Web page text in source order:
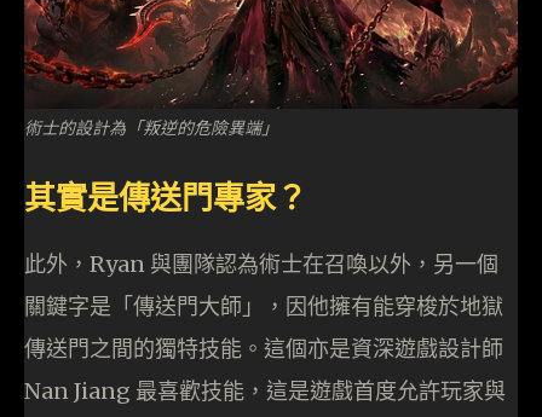
術士的設計為「叛逆的危險異端」
其實是傳送門專家？
此外，Ryan 與團隊認為術士在召喚以外，另一個
關鍵字是「傳送門大師」，因他擁有能穿梭於地獄
傳送門之間的獨特技能。這個亦是資深遊戲設計師
Nan Jiang 最喜歡技能，這是遊戲首度允許玩家與